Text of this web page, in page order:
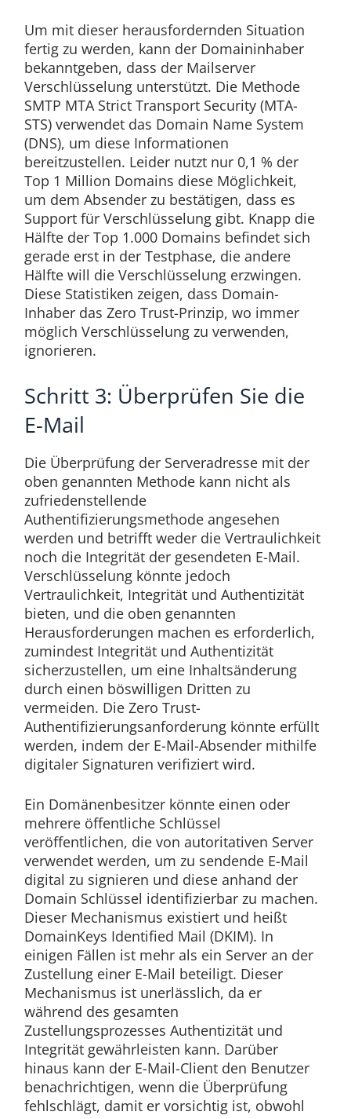
Um mit dieser herausfordernden Situation
fertig zu werden, kann der Domaininhaber
bekanntgeben, dass der Mailserver
Verschlüsselung unterstützt. Die Methode
SMTP MTA Strict Transport Security (MTA-
STS) verwendet das Domain Name System
(DNS), um diese Informationen
bereitzustellen. Leider nutzt nur 0,1 % der
Top 1 Million Domains diese Möglichkeit,
um dem Absender zu bestätigen, dass es
Support für Verschlüsselung gibt. Knapp die
Hälfte der Top 1.000 Domains befindet sich
gerade erst in der Testphase, die andere
Hälfte will die Verschlüsselung erzwingen.
Diese Statistiken zeigen, dass Domain-
Inhaber das Zero Trust-Prinzip, wo immer
möglich Verschlüsselung zu verwenden,
ignorieren.
Schritt 3: Überprüfen Sie die
E-Mail
Die Überprüfung der Serveradresse mit der
oben genannten Methode kann nicht als
zufriedenstellende
Authentifizierungsmethode angesehen
werden und betrifft weder die Vertraulichkeit
noch die Integrität der gesendeten E-Mail.
Verschlüsselung könnte jedoch
Vertraulichkeit, Integrität und Authentizität
bieten, und die oben genannten
Herausforderungen machen es erforderlich,
zumindest Integrität und Authentizität
sicherzustellen, um eine Inhaltsänderung
durch einen böswilligen Dritten zu
vermeiden. Die Zero Trust-
Authentifizierungsanforderung könnte erfüllt
werden, indem der E-Mail-Absender mithilfe
digitaler Signaturen verifiziert wird.
Ein Domänenbesitzer könnte einen oder
mehrere öffentliche Schlüssel
veröffentlichen, die von autoritativen Server
verwendet werden, um zu sendende E-Mail
digital zu signieren und diese anhand der
Domain Schlüssel identifizierbar zu machen.
Dieser Mechanismus existiert und heißt
DomainKeys Identified Mail (DKIM). In
einigen Fällen ist mehr als ein Server an der
Zustellung einer E-Mail beteiligt. Dieser
Mechanismus ist unerlässlich, da er
während des gesamten
Zustellungsprozesses Authentizität und
Integrität gewährleisten kann. Darüber
hinaus kann der E-Mail-Client den Benutzer
benachrichtigen, wenn die Überprüfung
fehlschlägt, damit er vorsichtig ist, obwohl